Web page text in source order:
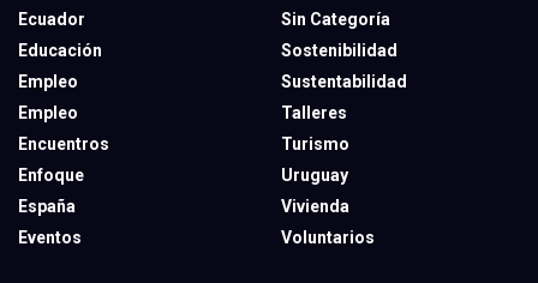
Ecuador
Educación
Empleo
Empleo
Encuentros
Enfoque
España
Eventos
Sin Categoría
Sostenibilidad
Sustentabilidad
Talleres
Turismo
Uruguay
Vivienda
Voluntarios